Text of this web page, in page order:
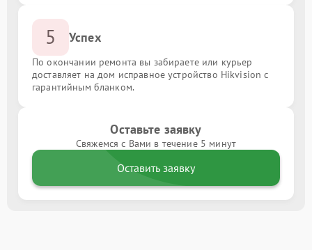
5 Успех
По окончании ремонта вы забираете или курьер
доставляет на дом исправное устройство Hikvision с
гарантийным бланком.
Оставьте заявку
Свяжемся с Вами в течение 5 минут
Оставить заявку